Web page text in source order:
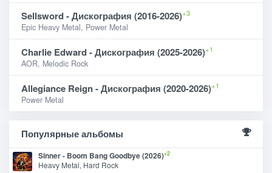
Sellsword - Дискография (2016-2026)+3
Epic Heavy Metal, Power Metal
Charlie Edward - Дискография (2025-2026)+1
AOR, Melodic Rock
Allegiance Reign - Дискография (2020-2026)+1
Power Metal
Популярные альбомы
Sinner - Boom Bang Goodbye (2026)+2
Heavy Metal, Hard Rock